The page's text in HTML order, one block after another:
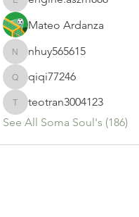
engine.aszm888
Mateo Ardanza
nhuy565615
nhuy565615
qiqi77246
qiqi77246
teotran3004123
teotran3004123
See All Soma Soul's (186)